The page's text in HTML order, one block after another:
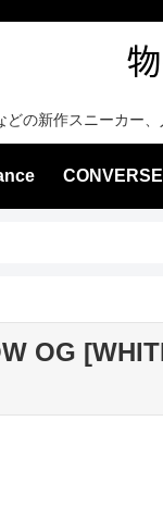
の新作スニーカー
CONVERSE
OG